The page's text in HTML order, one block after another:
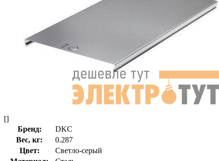
[]
Бренд:
DKC
Вес, кг:
0.287
Цвет:
Светло-серый